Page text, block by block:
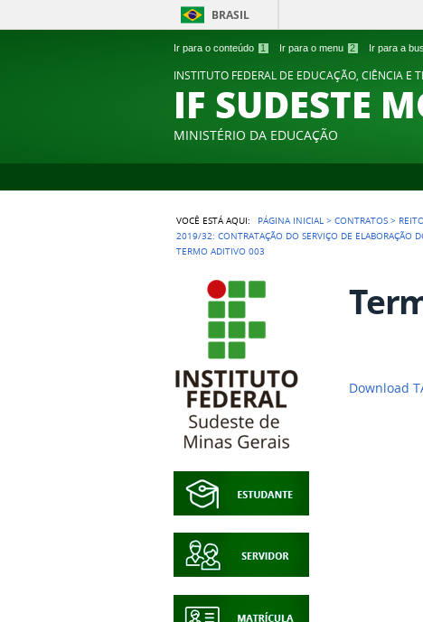
Ir para o conteúdo 1 Ir para o menu 2 Ir para a
BRASIL
INSTITUTO FEDERAL DE EDUCAÇÃO, CIÊNCIA E
IF SUDESTE
MINISTÉRIO DA EDUCAÇÃO
VOCÊ ESTÁ AQUI: PÁGINA INICIAL >CONTRATOS >
2019/32: CONTRATAÇÃO DO SERVIÇO DE ELABORAÇÃO
TERMO ADITIVO 003
Download